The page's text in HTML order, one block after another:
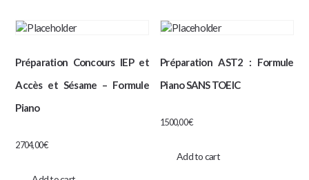
Préparation Concours IEP et
Accès et Sésame – Formule
Piano
2704,00€
Préparation AST2 : Formule
Piano SANS TOEIC
1500,00€
Add to cart